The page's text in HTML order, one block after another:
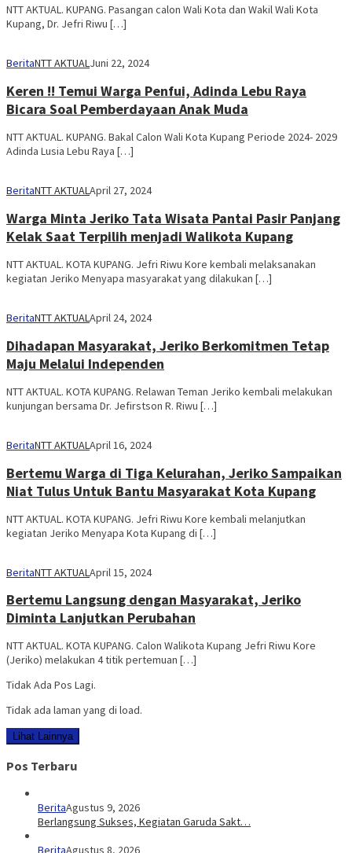
NTT AKTUAL. KUPANG. Pasangan calon Wali Kota dan Wakil Wali Kota
Kupang, Dr. Jefri Riwu […]
BeritaNTT AKTUALJuni 22, 2024
Keren !! Temui Warga Penfui, Adinda Lebu Raya
Bicara Soal Pemberdayaan Anak Muda
NTT AKTUAL. KUPANG. Bakal Calon Wali Kota Kupang Periode 2024- 2029
Adinda Lusia Lebu Raya […]
BeritaNTT AKTUALApril 27, 2024
Warga Minta Jeriko Tata Wisata Pantai Pasir Panjang
Kelak Saat Terpilih menjadi Walikota Kupang
NTT AKTUAL. KOTA KUPANG. Jefri Riwu Kore kembali melaksanakan
kegiatan Jeriko Menyapa masyarakat yang dilakukan […]
BeritaNTT AKTUALApril 24, 2024
Dihadapan Masyarakat, Jeriko Berkomitmen Tetap
Maju Melalui Independen
NTT AKTUAL. KOTA KUPANG. Relawan Teman Jeriko kembali melakukan
kunjungan bersama Dr. Jefirstson R. Riwu […]
BeritaNTT AKTUALApril 16, 2024
Bertemu Warga di Tiga Kelurahan, Jeriko Sampaikan
Niat Tulus Untuk Bantu Masyarakat Kota Kupang
NTT AKTUAL. KOTA KUPANG. Jefri Riwu Kore kembali melanjutkan
kegiatan Jeriko Menyapa Kota Kupang di […]
BeritaNTT AKTUAL April 15, 2024
Bertemu Langsung dengan Masyarakat, Jeriko
Diminta Lanjutkan Perubahan
NTT AKTUAL. KOTA KUPANG. Calon Walikota Kupang Jefri Riwu Kore
(Jeriko) melakukan 4 titik pertemuan […]
Tidak Ada Pos Lagi.
Tidak ada laman yang di load.
Lihat Lainnya
Pos Terbaru
BeritaAgustus 9, 2026
Berlangsung Sukses, Kegiatan Garuda Sakt…
BeritaAgustus 8, 2026